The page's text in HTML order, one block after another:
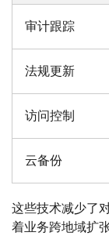
审计跟踪
法规更新
访问控制
云备份
这些技术减少了
着业务跨地域扩